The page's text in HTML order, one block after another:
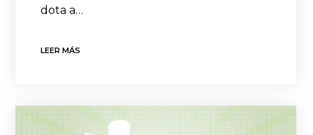
dota a…
LEER MÁS